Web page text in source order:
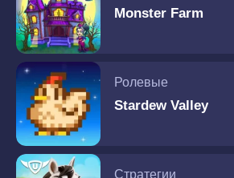
Monster Farm
Ролевые
Stardew Valley
Стратегии